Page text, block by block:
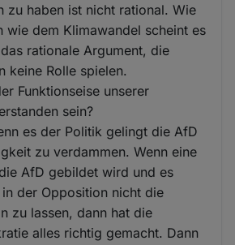
zu haben ist nicht rational. Wie
wie dem Klimawandel scheint es
rationale Argument, die
keine Rolle spielen.
Funktionseise unserer
sein?
es der Politik gelingt die AfD
zu verdammen. Wenn eine
AfD gebildet wird und es
der Opposition nicht die
zu lassen, dann hat die
alles richtig gemacht. Dann